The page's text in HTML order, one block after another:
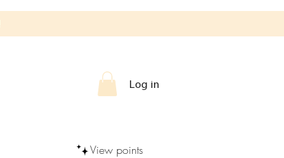
Log in
View points